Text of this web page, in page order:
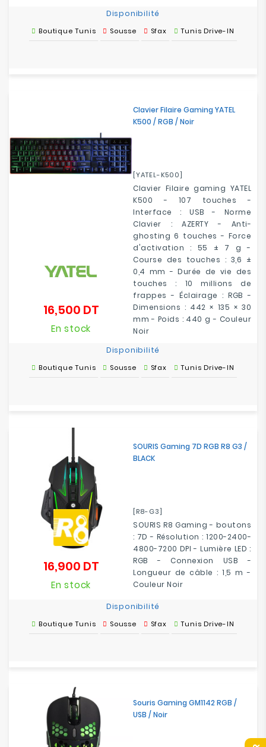
Disponibilité
Boutique Tunis Sousse Sfax Tunis Drive-IN
Clavier Filaire Gaming YATEL
K500 / RGB / Noir
[YATEL-K500]
Clavier Filaire gaming YATEL
K500 - 107 touches -
Interface : USB - Norme
Clavier : AZERTY - Anti-
ghosting 6 touches - Force
d'activation : 55 ± 7 g -
Course des touches : 3,6 ±
0,4 mm - Durée de vie des
touches : 10 millions de
frappes - Éclairage : RGB -
Dimensions : 442 × 135 × 30
mm - Poids : 440 g - Couleur
Noir
16,500 DTPrix
En stock
Disponibilité
Boutique Tunis Sousse Sfax Tunis Drive-IN
SOURIS Gaming 7D RGB R8 G3 /
BLACK
[R8-G3]
SOURIS R8 Gaming - boutons
: 7D - Résolution : 1200-2400-
4800-7200 DPI - Lumière LED :
RGB - Connexion USB -
Longueur de câble : 1,5 m -
Couleur Noir
16,900 DTPrix
En stock
Disponibilité
Boutique Tunis Sousse Sfax Tunis Drive-IN
Souris Gaming GM1142 RGB /
USB / Noir